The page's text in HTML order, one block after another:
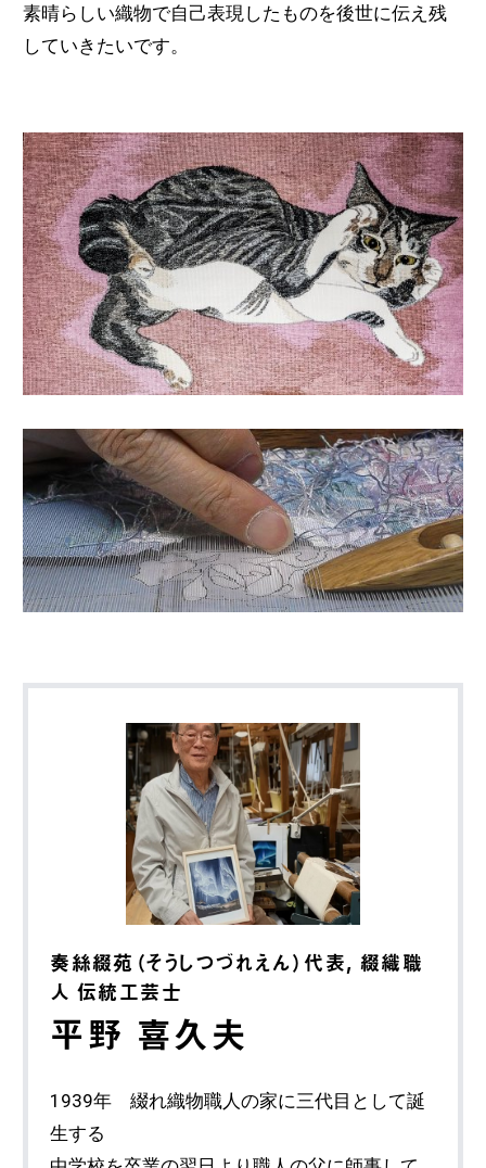
素晴らしい織物で自己表現したものを後世に伝え残
していきたいです。
奏絲綴苑（そうしつづれえん）代表, 綴織職
人 伝統工芸士
平野 喜久夫
1939年 綴れ織物職人の家に三代目として誕
生する